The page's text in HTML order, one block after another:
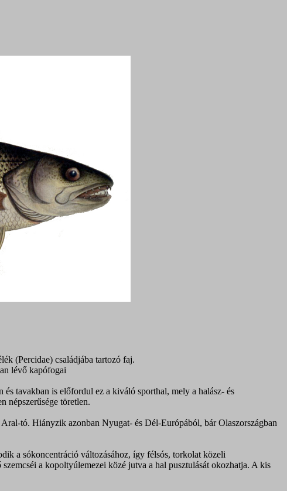
(Percidae) családjába tartozó faj.
lévő kapófogai
tavakban is előfordul ez a kiváló sporthal, mely a halász- és
népszerűsége töretlen.
tó. Hiányzik azonban Nyugat- és Dél-Európából, bár Olaszországban
a sókoncentráció változásához, így félsós, torkolat közeli
a kopoltyúlemezei közé jutva a hal pusztulását okozhatja. A kis